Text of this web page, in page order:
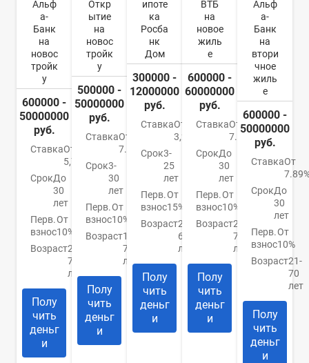
Альф
а-
Банк
на
новос
тройк
у
600000 -
50000000
руб.
СтавкаОт
5,79%
СрокДо
30
лет
Перв.
взнос
От
10%
Возраст21-
70
лет
Полу
чить
деньг
и
Откр
ытие
на
новос
тройк
у
500000 -
50000000
руб.
СтавкаОт
7.5%
Срок3-
30
лет
Перв.
взнос
От
10%
Возраст18-
70
лет
Полу
чить
деньг
и
ипоте
ка
Росба
нк
Дом
300000 -
12000000
руб.
СтавкаОт
3,2%
Срок3-
25
лет
Перв.
взнос
От
15%
Возраст21-
65
лет
Полу
чить
деньг
и
ВТБ
на
новое
жиль
е
600000 -
60000000
руб.
СтавкаОт
7.4%
СрокДо
30
лет
Перв.
взнос
От
10%
Возраст21-
75
лет
Полу
чить
деньг
и
Альф
а-
Банк
на
втори
чное
жиль
е
600000 -
50000000
руб.
СтавкаОт
СрокДо
30
лет
Перв.
взнос
От
10%
Возраст21-
70
лет
Полу
чить
деньг
и